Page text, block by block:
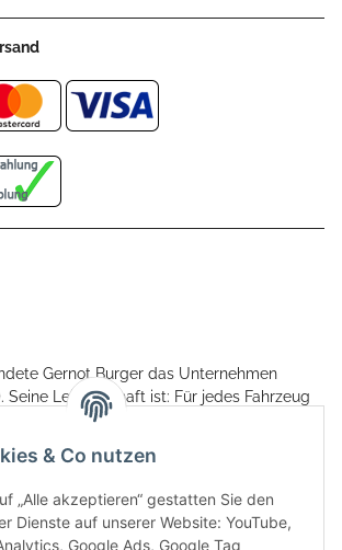
Gernot Burger das Unternehmen
. Seine Leidenschaft ist: Für jedes Fahrzeug
- passgenau und individuell.
positiven Kundenrückmeldungen kamen
Reifenschuhe, Hardtopständer hinzu.
werden in Deutschland produziert und
Techniken und Materialien gefertigt.
& Co nutzen
„Alle akzeptieren“ gestatten Sie den
Dienste auf unserer Website: YouTube,
Google Ads, Google Tag